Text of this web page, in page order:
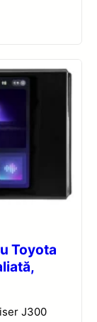
Toyota
J300